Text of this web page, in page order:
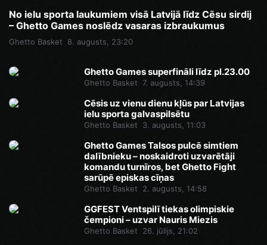
No ielu sporta laukumiem visā Latvijā līdz Cēsu sirdij
– Ghetto Games noslēdz vasaras izbraukumus
Ghetto Basket 8. augusts, 23:20
Ghetto Games superfināli līdz pl.23.00
Ghetto Basket 7. augusts, 14:39
Cēsis uz vienu dienu kļūs par Latvijas
ielu sporta galvaspilsētu
Ghetto Basket 3. augusts, 11:03
Ghetto Games Talsos pulcē simtiem
dalībnieku – noskaidroti uzvarētāji
komandu turnīros, bet Ghetto Fight
sarūpē episkas cīņas
Ghetto Basket 2. augusts, 14:58
GGFEST Ventspilī tiekas olimpiskie
čempioni – uzvar Nauris Miezis
Ghetto Basket 26. jūlijs, 21:02